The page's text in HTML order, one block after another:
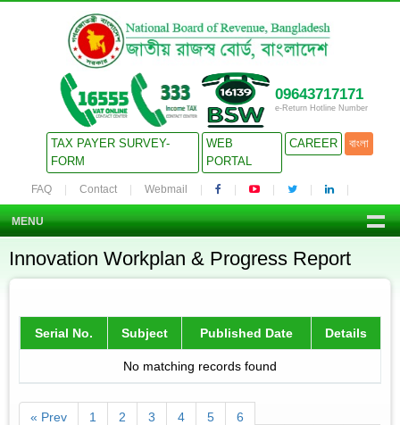
09643717171
e-Return Hotline Number
TAX PAYER SURVEY-
FORM
WEB
PORTAL
CAREER বাংলা
FAQ Contact Webmail
MENU
Innovation Workplan & Progress Report
Serial No. Subject Published Date Details
No matching records found
« Prev 1 2 3 4 5
6